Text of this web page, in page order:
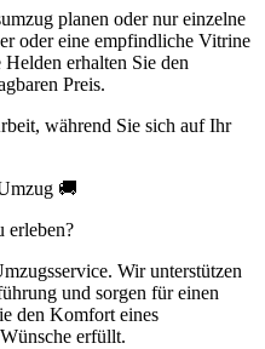
planen oder nur einzelne
oder eine empfindliche Vitrine
erhalten Sie den
Preis.
während Sie sich auf Ihr
🚚
erleben?
Wir unterstützen
und sorgen für einen
den Komfort eines
erfüllt.